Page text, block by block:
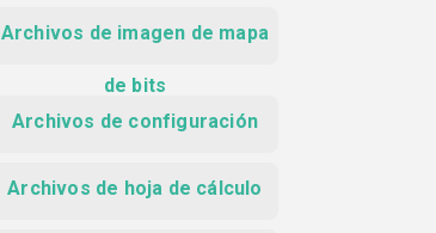
Archivos de imagen de mapa
de bits
Archivos de configuración
Archivos de hoja de cálculo